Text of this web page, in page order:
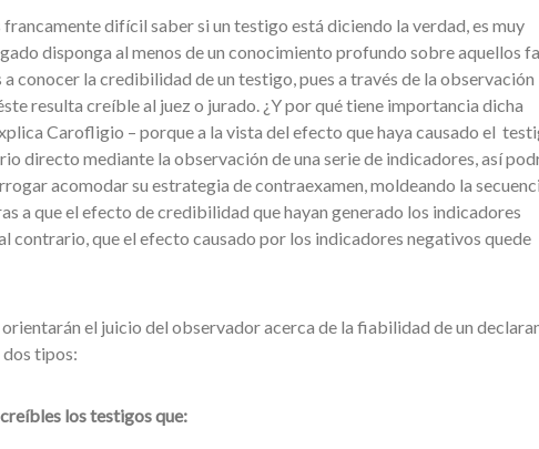
francamente difícil saber si un testigo está diciendo la verdad, es muy
disponga al menos de un conocimiento profundo sobre aquellos
a conocer la credibilidad de un testigo, pues a través de la observación
resulta creíble al juez o jurado. ¿Y por qué tiene importancia dicha
Carofligio – porque a la vista del efecto que haya causado el
directo mediante la observación de una serie de indicadores, así
acomodar su estrategia de contraexamen, moldeando la
a que el efecto de credibilidad que hayan generado los indicadores
contrario, que el efecto causado por los indicadores negativos quede
el juicio del observador acerca de la fiabilidad de un
tipos:
los testigos que: